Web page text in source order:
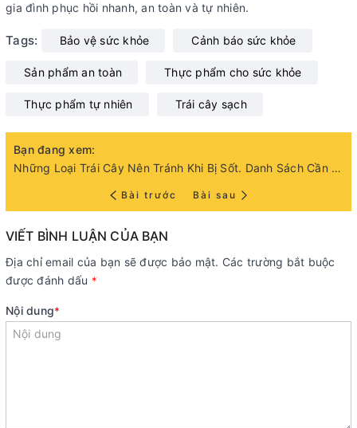
gia đình phục hồi nhanh, an toàn và tự nhiên.
Tags: Bảo vệ sức khỏe Cảnh báo sức khỏe
Sản phẩm an toàn Thực phẩm cho sức khỏe
Thực phẩm tự nhiên Trái cây sạch
Bạn đang xem:
Những Loại Trái Cây Nên Tránh Khi Bị Sốt. Danh Sách Cần Tránh Và Gợi Ý Thay Thế
Bài trước Bài sau
VIẾT BÌNH LUẬN CỦA BẠN
Địa chỉ email của bạn sẽ được bảo mật. Các trường bắt buộc
được đánh dấu *
Nội dung*